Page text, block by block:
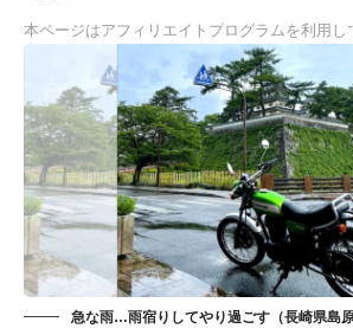
本ページはアフィリエイトプログラムを利用し
急な雨…雨宿りしてやり過ごす（長崎県島原